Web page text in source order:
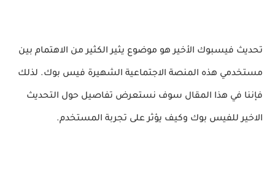
تحديث فيسبوك الأخير هو موضوع يثير الكثير من الاهتمام بين
مستخدمي هذه المنصة الاجتماعية الشهيرة فيس بوك. لذلك
فإننا في هذا المقال سوف نستعرض تفاصيل حول التحديث
الاخير للفيس بوك وكيف يؤثر على تجربة المستخدم.